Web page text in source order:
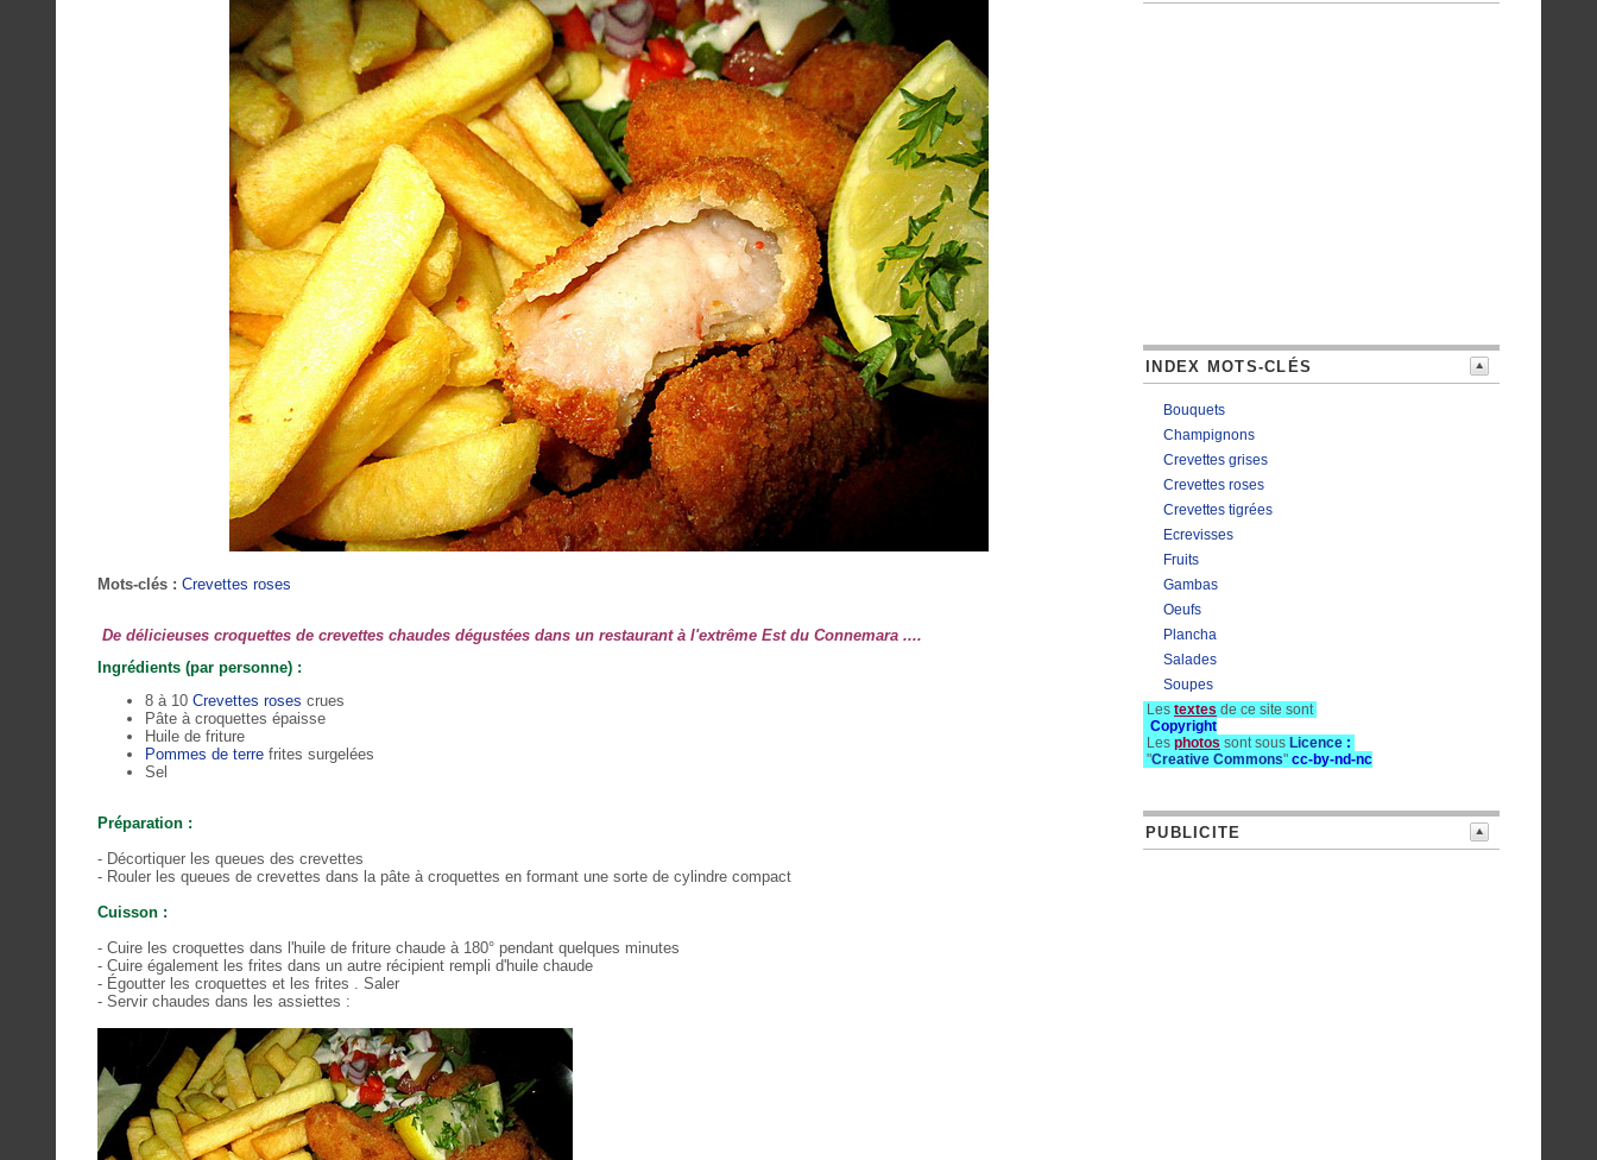
Mots-clés : Crevettes roses
De délicieuses croquettes de crevettes chaudes dégustées dans un restaurant à l'extrême Est du Connemara ....
Ingrédients (par personne) :
8 à 10 Crevettes roses crues
Pâte à croquettes épaisse
Huile de friture
Pommes de terre frites surgelées
Sel
Préparation :
- Décortiquer les queues des crevettes
- Rouler les queues de crevettes dans la pâte à croquettes en formant une sorte de cylindre compact
Cuisson :
- Cuire les croquettes dans l'huile de friture chaude à 180° pendant quelques minutes
- Cuire également les frites dans un autre récipient rempli d'huile chaude
- Égoutter les croquettes et les frites . Saler
- Servir chaudes dans les assiettes :
INDEX MOTS-CLÉS
Bouquets
Champignons
Crevettes grises
Crevettes roses
Crevettes tigrées
Ecrevisses
Fruits
Gambas
Oeufs
Plancha
Salades
Soupes
Les textes de ce site sont
Copyright
Les photos sont sous Licence :
"Creative Commons" cc-by-nd-nc
PUBLICITE